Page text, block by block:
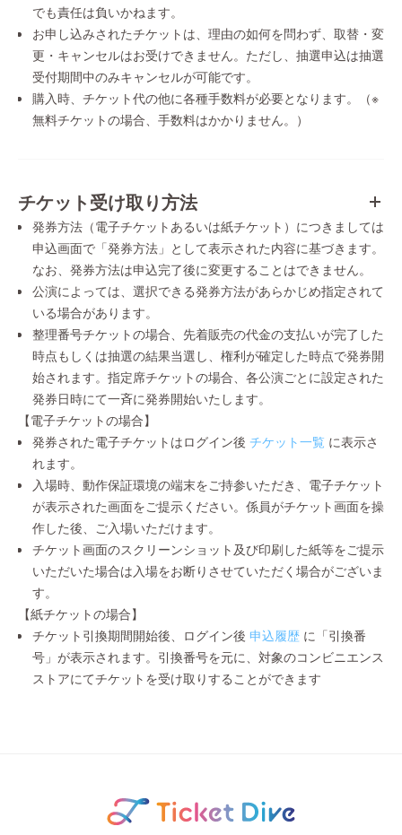
でも責任は負いかねます。
お申し込みされたチケットは、理由の如何を問わず、取替・変
更・キャンセルはお受けできません。ただし、抽選申込は抽選
受付期間中のみキャンセルが可能です。
購入時、チケット代の他に各種手数料が必要となります。（※
無料チケットの場合、手数料はかかりません。）
チケット受け取り方法
発券方法（電子チケットあるいは紙チケット）につきましては
申込画面で「発券方法」として表示された内容に基づきます。
なお、発券方法は申込完了後に変更することはできません。
公演によっては、選択できる発券方法があらかじめ指定されて
いる場合があります。
整理番号チケットの場合、先着販売の代金の支払いが完了した
時点もしくは抽選の結果当選し、権利が確定した時点で発券開
始されます。指定席チケットの場合、各公演ごとに設定された
発券日時にて一斉に発券開始いたします。
【電子チケットの場合】
発券された電子チケットはログイン後 チケット一覧 に表示さ
れます。
入場時、動作保証環境の端末をご持参いただき、電子チケット
が表示された画面をご提示ください。係員がチケット画面を操
作した後、ご入場いただけます。
チケット画面のスクリーンショット及び印刷した紙等をご提示
いただいた場合は入場をお断りさせていただく場合がございま
す。
【紙チケットの場合】
チケット引換期間開始後、ログイン後 申込履歴 に「引換番
号」が表示されます。引換番号を元に、対象のコンビニエンス
ストアにてチケットを受け取りすることができます